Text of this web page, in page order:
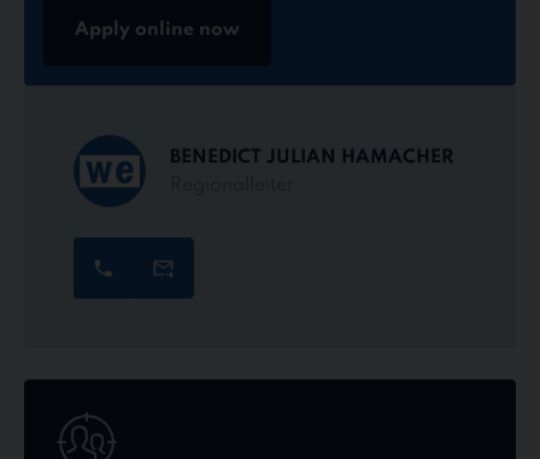
Apply online now
BENEDICT JULIAN HAMACHER
online
bewerben